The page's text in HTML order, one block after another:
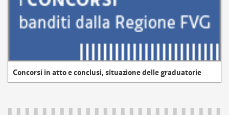
Concorsi in atto e conclusi, situazione delle graduatorie